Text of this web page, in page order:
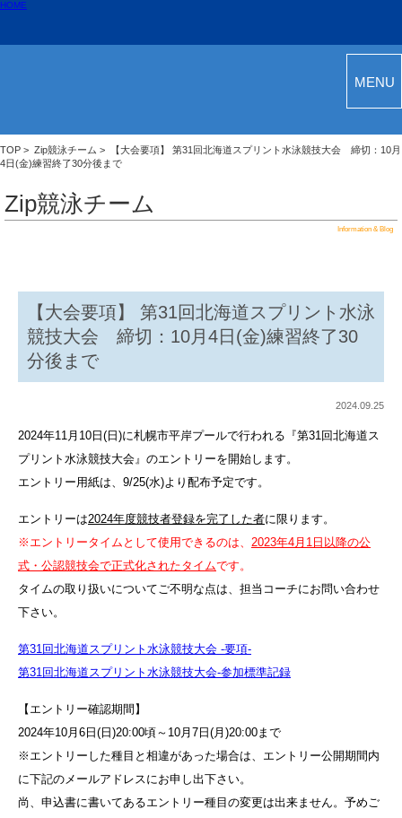
MENU
HOME
TOP > Zip競泳チーム > 【大会要項】 第31回北海道スプリント水泳競技大会 締切：10月
4日(金)練習終了30分後まで
Zip競泳チーム
Information & Blog
【大会要項】 第31回北海道スプリント水泳
競技大会 締切：10月4日(金)練習終了30
分後まで
2024.09.25
2024年11月10日(日)に札幌市平岸プールで行われる『第31回北海道ス
プリント水泳競技大会』のエントリーを開始します。
エントリー用紙は、9/25(水)より配布予定です。
エントリーは2024年度競技者登録を完了した者に限ります。
※エントリータイムとして使用できるのは、 2023年4月1日以降の公
式・公認競技会で正式化されたタイムです。
タイムの取り扱いについてご不明な点は、担当コーチにお問い合わせ
下さい。
第31回北海道スプリント水泳競技大会 -要項-
第31回北海道スプリント水泳競技大会-参加標準記録
【エントリー確認期間】
2024年10月6日(日)20:00頃～10月7日(月)20:00まで
※エントリーした種目と相違があった場合は、エントリー公開期間内
に下記のメールアドレスにお申し出下さい。
尚、申込書に書いてあるエントリー種目の変更は出来ません。予めご